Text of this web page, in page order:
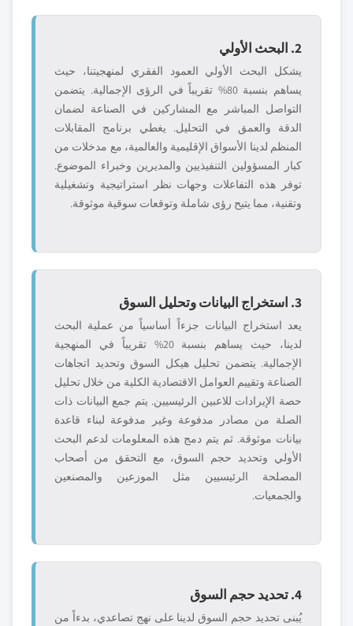
2. البحث الأولي
يشكل البحث الأولي العمود الفقري لمنهجيتنا، حيث
يساهم بنسبة 80% تقريباً في الرؤى الإجمالية. يتضمن
التواصل المباشر مع المشاركين في الصناعة لضمان
الدقة والعمق في التحليل. يغطي برنامج المقابلات
المنظم لدينا الأسواق الإقليمية والعالمية، مع مدخلات من
كبار المسؤولين التنفيذيين والمديرين وخبراء الموضوع.
توفر هذه التفاعلات وجهات نظر استراتيجية وتشغيلية
وتقنية، مما يتيح رؤى شاملة وتوقعات سوقية موثوقة.
3. استخراج البيانات وتحليل السوق
يعد استخراج البيانات جزءاً أساسياً من عملية البحث
لدينا، حيث يساهم بنسبة 20% تقريباً في المنهجية
الإجمالية. يتضمن تحليل هيكل السوق وتحديد اتجاهات
الصناعة وتقييم العوامل الاقتصادية الكلية من خلال تحليل
حصة الإيرادات للاعبين الرئيسيين. يتم جمع البيانات ذات
الصلة من مصادر مدفوعة وغير مدفوعة لبناء قاعدة
بيانات موثوقة. ثم يتم دمج هذه المعلومات لدعم البحث
الأولي وتحديد حجم السوق، مع التحقق من أصحاب
المصلحة الرئيسيين مثل الموزعين والمصنعين
والجمعيات.
4. تحديد حجم السوق
يُبنى تحديد حجم السوق لدينا على نهج تصاعدي، بدءاً من